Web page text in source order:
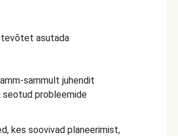
asutada
sammult juhendit
probleemide
kes soovivad planeerimist,